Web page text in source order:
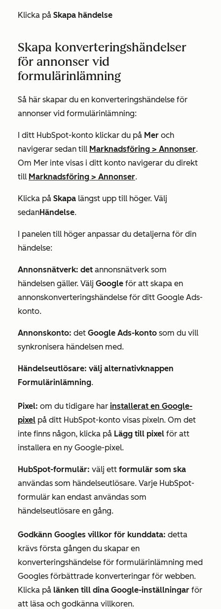
Klicka på Skapa händelse
Skapa konverteringshändelser
för annonser vid
formulärinlämning
Så här skapar du en konverteringshändelse för
annonser vid formulärinlämning:
I ditt HubSpot-konto klickar du på Mer och
navigerar sedan till Marknadsföring > Annonser.
Om Mer inte visas i ditt konto navigerar du direkt
till Marknadsföring > Annonser.
Klicka på Skapa längst upp till höger. Välj
sedanHändelse.
I panelen till höger anpassar du detaljerna för din
händelse:
Annonsnätverk: det annonsnätverk som
händelsen gäller. Välj Google för att skapa en
annonskonverteringshändelse för ditt Google Ads-
konto.
Annonskonto: det Google Ads-konto som du vill
synkronisera händelsen med.
Händelseutlösare: välj alternativknappen
Formulärinlämning.
Pixel: om du tidigare har installerat en Google-
pixel på ditt HubSpot-konto visas pixeln. Om det
inte finns någon, klicka på Lägg till pixel för att
installera en ny Google-pixel.
HubSpot-formulär: välj ett formulär som ska
användas som händelseutlösare. Varje HubSpot-
formulär kan endast användas som
händelseutlösare en gång.
Godkänn Googles villkor för kunddata: detta
krävs första gången du skapar en
konverteringshändelse för formulärinlämning med
Googles förbättrade konverteringar för webben.
Klicka på länken till dina Google-inställningar för
att läsa och godkänna villkoren.